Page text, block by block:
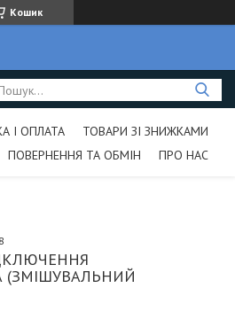
Кошик
І ОПЛАТА
ТОВАРИ ЗІ ЗНИЖКАМИ
ПОВЕРНЕННЯ ТА ОБМІН
ПРО НАС
(ЗМІШУВАЛЬНИЙ